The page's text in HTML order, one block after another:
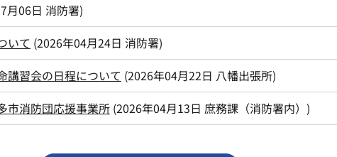
月06日 消防署)
いて (2026年04月24日 消防署)
講習会の日程について (2026年04月22日 八幡出張所)
市消防団応援事業所 (2026年04月13日 庶務課（消防署内） )